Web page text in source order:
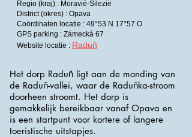
Regio (kraj) : Moravië-Silezië
District (okres) : Opava
Coördinaten locatie : 49°53 N 17°57 O
GPS parking : Zámecká 67
Website locatie : Raduň
Het dorp Raduň ligt aan de monding van
de Raduň-vallei, waar de Raduňka-stroom
doorheen stroomt. Het dorp is
gemakkelijk bereikbaar vanaf Opava en
is een startpunt voor kortere of langere
toeristische uitstapjes.